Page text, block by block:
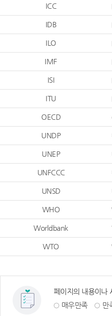
ICC
IDB
ILO
IMF
ISI
ITU
OECD
UNDP
UNEP
UNFCCC
UNSD
WHO
Worldbank
WTO
페이지의 내용이나
매우만족
만